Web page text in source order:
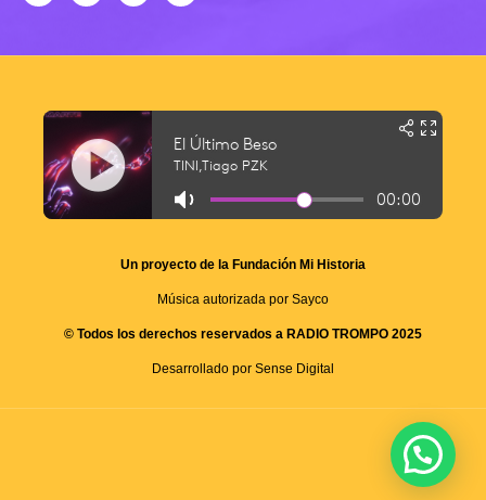
Un proyecto de la Fundación Mi Historia
Música autorizada por Sayco
© Todos los derechos reservados a RADIO TROMPO 2025
Desarrollado por Sense Digital